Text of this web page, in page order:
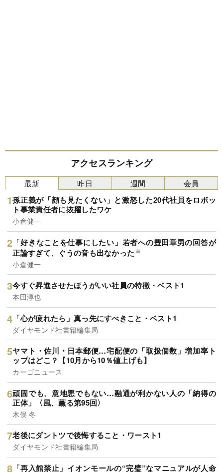
アクセスランキング
最新
孫正義が「顔も見たくない」と激怒した20代社員をロボッ
ト事業責任者に抜擢したワケ
小倉健一
「好きなことを仕事にしたい」若者への豊田章男の回答が
正論すぎて、ぐうの音も出なかった
小倉健一
今すぐ昇進させたほうがいい社員の特徴・ベスト1
本田淳也
「心が疲れたら」真っ先にすべきこと・ベスト1
ダイヤモンド社書籍編集局
ヤマト・佐川・日本郵便…宅配便の「取扱個数」増加率ト
ップはどこ？【10月から10％値上げも】
カーゴニュース
頑固でも、意地悪でもない…融通が利かない人の「納得の
正体」〈風、薫る第95回〉
木俣 冬
老後にダントツで後悔すること・ワースト1
ダイヤモンド社書籍編集局
「再入館禁止」イオンモールの“完璧”なマニュアルが人命
昨日 週間 会員